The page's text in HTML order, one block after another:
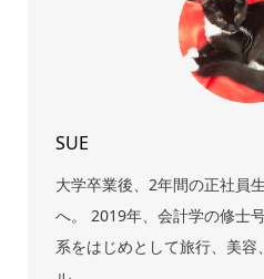
SUE
大学卒業後、2年間の正社員
へ。 2019年、会計学の修士
系をはじめとして旅行、美